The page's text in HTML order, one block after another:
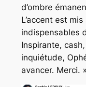
d’ombre
L’accent est
indispensables
Inspirante,
inquiétude,
avancer. Merci. »